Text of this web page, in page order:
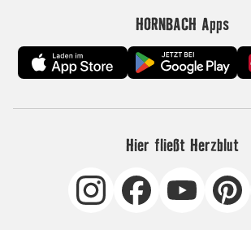
HORNBACH Apps
Hier fließt Herzblut